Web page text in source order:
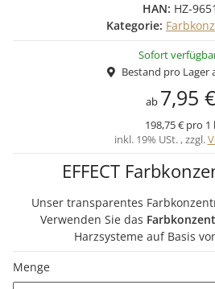
HAN: HZ-9651
Kategorie:
Sofort
Bestand pro Lager
ab 7,95 €
198,75 € pro 1 l
inkl. 19% USt. , zzgl.
EFFECT
Unser transparentes
Verwenden Sie das
Harzsysteme auf Basis
Menge